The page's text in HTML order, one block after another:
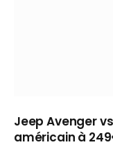
Jeep Avenger
américain à